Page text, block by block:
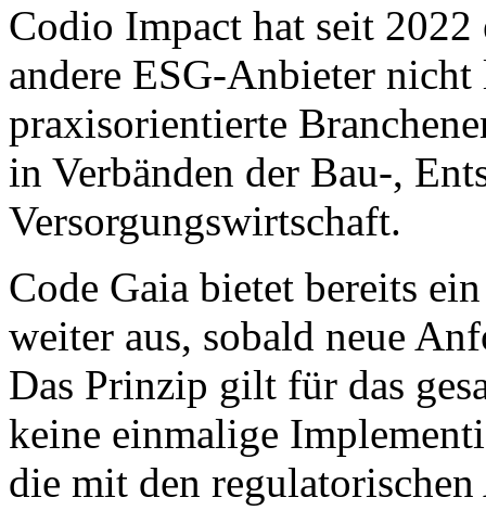
Codio Impact hat seit
andere ESG-Anbieter
praxisorientierte
in Verbänden der Bau-,
Versorgungswirtschaft.
Code Gaia bietet bereits
weiter aus, sobald neue
Das Prinzip gilt für das
keine einmalige
die mit den